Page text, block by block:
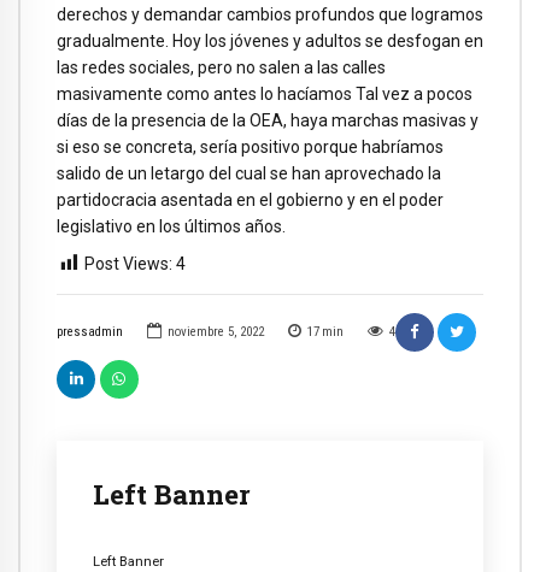
pressadmin noviembre 5, 2022 17 min 4
Left Banner
Left Banner
derechos y demandar cambios profundos que logramos
gradualmente. Hoy los jóvenes y adultos se desfogan en
las redes sociales, pero no salen a las calles
masivamente como antes lo hacíamos Tal vez a pocos
días de la presencia de la OEA, haya marchas masivas y
si eso se concreta, sería positivo porque habríamos
salido de un letargo del cual se han aprovechado la
partidocracia asentada en el gobierno y en el poder
legislativo en los últimos años.
Post Views: 4